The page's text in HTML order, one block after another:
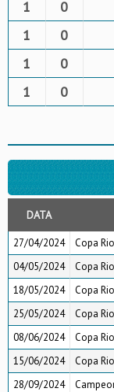
1 0
1 0
1 0
1 0
DATA
27/04/2024 Copa
04/05/2024
Copa
18/05/2024
Copa
25/05/2024
Copa
08/06/2024
Copa
15/06/2024
Copa
28/09/2024